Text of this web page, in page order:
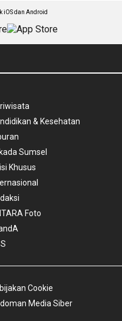
iOS dan Android
& Kesehatan
Sumsel
Khusus
Foto
Cookie
Media Siber